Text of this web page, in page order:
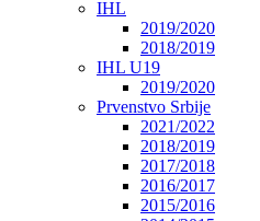
IHL
2019/2020
2018/2019
IHL U19
2019/2020
Prvenstvo Srbije
2021/2022
2018/2019
2017/2018
2016/2017
2015/2016